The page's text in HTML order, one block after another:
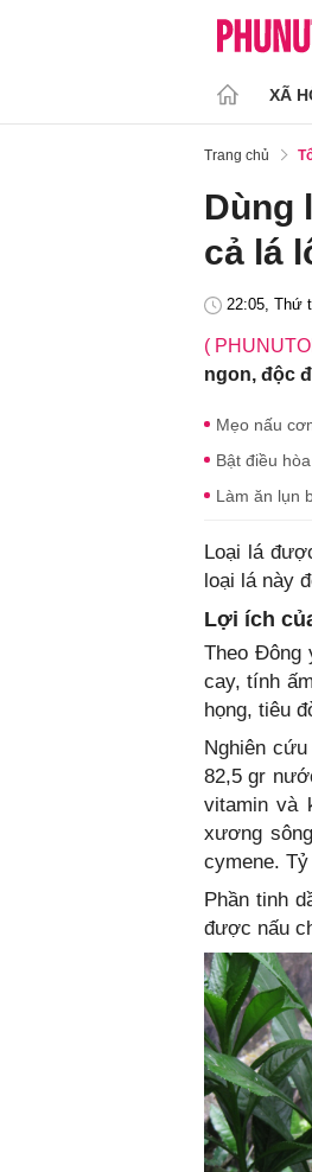
XÃ
Trang chủ
Dùng
cả lá
22:05, Thứ
(
ngon, độc
Mẹo nấu
Bật điều
Làm ăn lụn
Loại lá
loại lá này
Lợi ích
Theo Đông
cay, tính
họng, tiêu
Nghiên
82,5 gr
vitamin và
xương
cymene.
Phần tinh
được nấu